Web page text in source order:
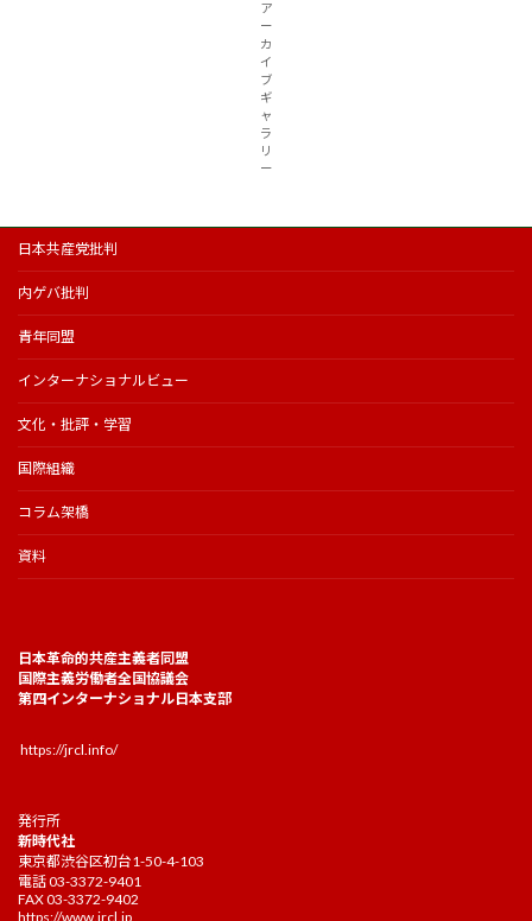
ア
ー
カ
イ
ブ
ギ
ャ
ラ
リ
ー
日本共産党批判
内ゲバ批判
青年同盟
インターナショナルビュー
文化・批評・学習
国際組織
コラム架橋
資料
日本革命的共産主義者同盟
国際主義労働者全国協議会
第四インターナショナル日本支部
https://jrcl.info/
発行所
新時代社
東京都渋谷区初台1-50-4-103
電話 03-3372-9401
FAX 03-3372-9402
https://www.jrcl.jp